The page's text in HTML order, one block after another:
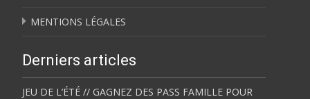
MENTIONS LÉGALES
Derniers articles
JEU DE L’ÉTÉ // GAGNEZ DES PASS FAMILLE POUR